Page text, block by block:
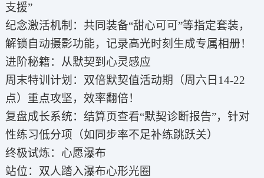
支援”
纪念激活机制：共同装备“甜心可可”等指定套装，
解锁自动摄影功能，记录高光时刻生成专属相册！
进阶秘籍：从默契到心灵感应
周末特训计划：双倍默契值活动期（周六日14-22
点）重点攻坚，效率翻倍！
复盘成长系统：结算页查看“默契诊断报告”，针对
性练习低分项（如同步率不足补练跳跃关）
终极试炼：心愿瀑布
站位：双人踏入瀑布心形光圈